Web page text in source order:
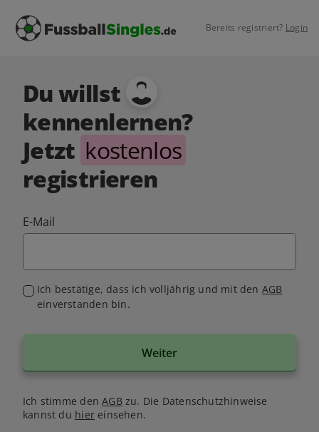
Bereits registriert? Login
Du willst
kennenlernen?
Jetzt kostenlos
registrieren
E-Mail
Ich bestätige, dass ich volljährig und mit den AGB
einverstanden bin.
Weiter
Ich stimme denAGB zu. Die Datenschutzhinweise
kannst du hiereinsehen.